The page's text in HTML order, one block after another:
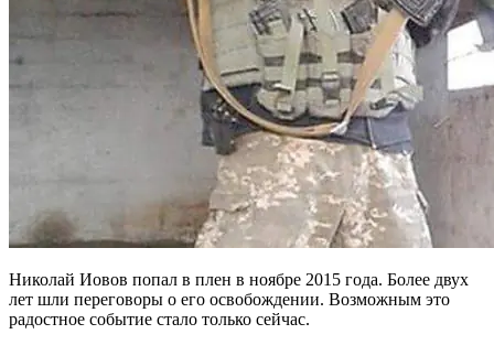
Николай Иовов попал в плен в ноябре 2015 года. Более двух
лет шли переговоры о его освобождении. Возможным это
радостное событие стало только сейчас.